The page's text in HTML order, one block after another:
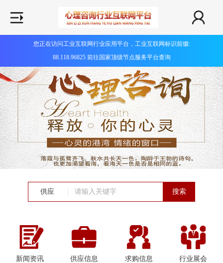
您正在访问工业互联网行业应用平台，工业互联网标识前缀:
88.118.96825 前往国家顶级节点服务平台查询
供应 搜索
新闻资讯 供应信息 求购信息 行业展会